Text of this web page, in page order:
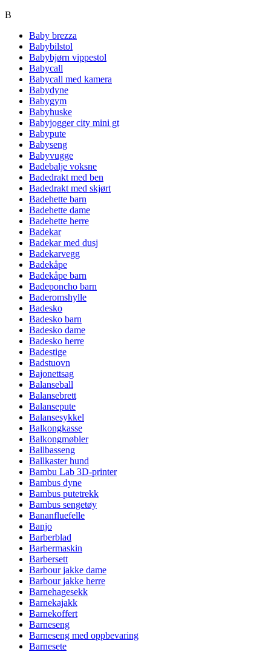
B
Baby brezza
Babybilstol
Babybjørn vippestol
Babycall
Babycall med kamera
Babydyne
Babygym
Babyhuske
Babyjogger city mini gt
Babypute
Babyseng
Babyvugge
Badebalje voksne
Badedrakt med ben
Badedrakt med skjørt
Badehette barn
Badehette dame
Badehette herre
Badekar
Badekar med dusj
Badekarvegg
Badekåpe
Badekåpe barn
Badeponcho barn
Baderomshylle
Badesko
Badesko barn
Badesko dame
Badesko herre
Badestige
Badstuovn
Bajonettsag
Balanseball
Balansebrett
Balansepute
Balansesykkel
Balkongkasse
Balkongmøbler
Ballbasseng
Ballkaster hund
Bambu Lab 3D-printer
Bambus dyne
Bambus putetrekk
Bambus sengetøy
Bananfluefelle
Banjo
Barberblad
Barbermaskin
Barbersett
Barbour jakke dame
Barbour jakke herre
Barnehagesekk
Barnekajakk
Barnekoffert
Barneseng
Barneseng med oppbevaring
Barnesete